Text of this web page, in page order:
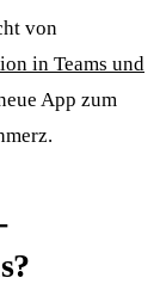
von
in Teams und
App zum